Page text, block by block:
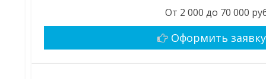
От 2 000 до 70 000
Оформить заявку